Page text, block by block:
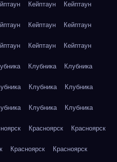
Кейптаун Кейптаун
Кейптаун Кейптаун
Кейптаун Кейптаун
Клубника Клубника
Клубника Клубника
Клубника Клубника
Красноярск Красноярск
Красноярск Красноярск